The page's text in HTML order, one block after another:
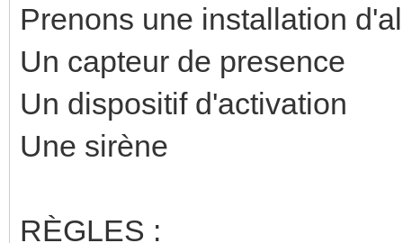
Prenons une installation
Un capteur de presence
Un dispositif d'activation
Une sirène
RÈGLES :